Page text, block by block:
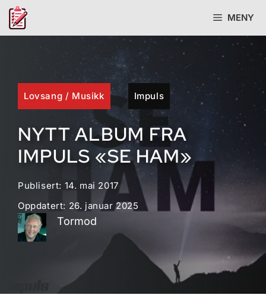
Hopp
MENY
Lovsang / Musikk Impuls
NYTT ALBUM FRA
IMPULS «SE HAM»
Publisert: 14. mai 2017
Oppdatert: 26. januar 2025
Tormod